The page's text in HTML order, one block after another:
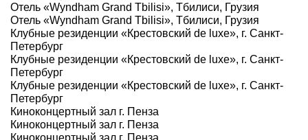
Отель «Wyndham Grand Tbilisi», Тбилиси, Грузия
Отель «Wyndham Grand Tbilisi», Тбилиси, Грузия
Клубные резиденции «Крестовский de luxe», г. Санкт-
Петербург
Клубные резиденции «Крестовский de luxe», г. Санкт-
Петербург
Клубные резиденции «Крестовский de luxe», г. Санкт-
Петербург
Киноконцертный зал г. Пенза
Киноконцертный зал г. Пенза